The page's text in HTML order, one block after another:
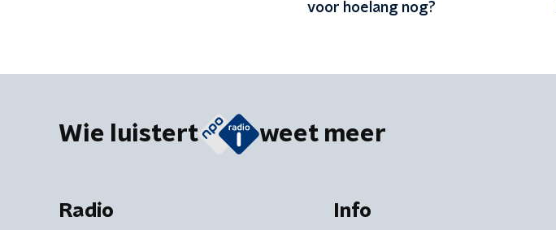
voor hoelang nog?
Wie luistert weet meer
Radio Info